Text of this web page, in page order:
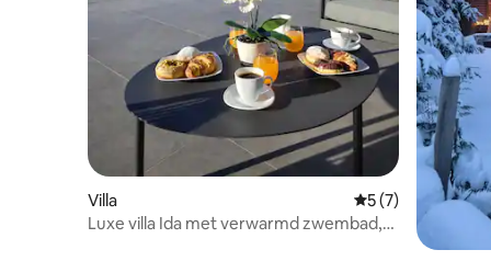
Villa Gemiddelde
5 (7)
Luxe villa Ida met verwarmd zwembad,